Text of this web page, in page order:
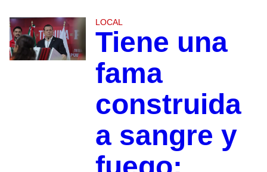
LOCAL
Tiene una
fama
construida
a sangre y